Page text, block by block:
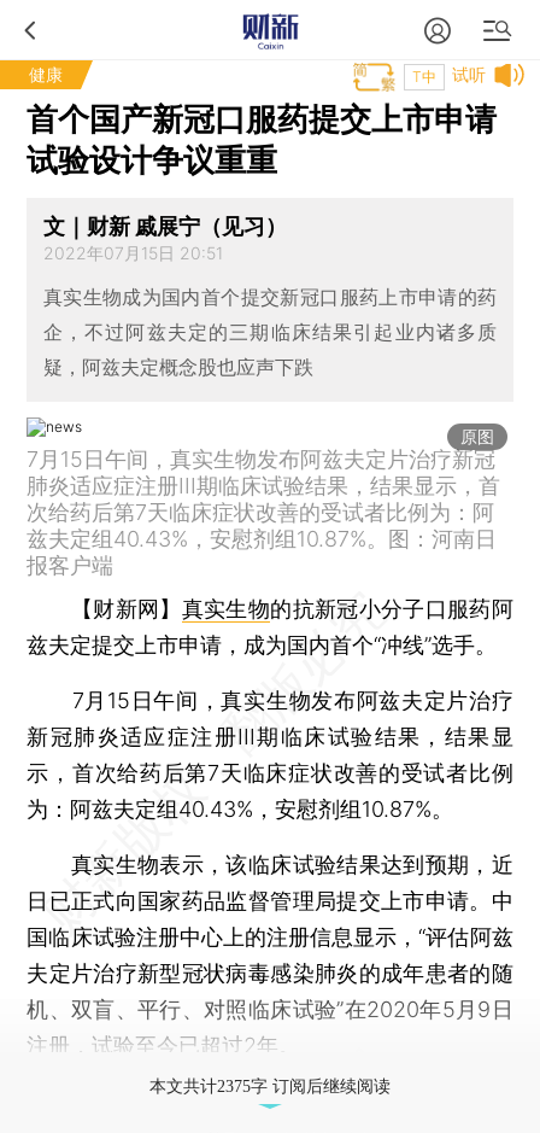
健康 试听
T中
首个国产新冠口服药提交上市申请
试验设计争议重重
文｜财新 戚展宁（见习）
2022年07月15日 20:51
真实生物成为国内首个提交新冠口服药上市申请的药
企，不过阿兹夫定的三期临床结果引起业内诸多质
疑，阿兹夫定概念股也应声下跌
原图
7月15日午间，真实生物发布阿兹夫定片治疗新冠
肺炎适应症注册III期临床试验结果，结果显示，首
次给药后第7天临床症状改善的受试者比例为：阿
兹夫定组40.43%，安慰剂组10.87%。图：河南日
报客户端
【财新网】 真实生物的抗新冠小分子口服药阿
兹夫定提交上市申请，成为国内首个“冲线”选手。
7月15日午间，真实生物发布阿兹夫定片治疗
新冠肺炎适应症注册III期临床试验结果，结果显
示，首次给药后第7天临床症状改善的受试者比例
为：阿兹夫定组40.43%，安慰剂组10.87%。
真实生物表示，该临床试验结果达到预期，近
日已正式向国家药品监督管理局提交上市申请。中
国临床试验注册中心上的注册信息显示，“评估阿兹
夫定片治疗新型冠状病毒感染肺炎的成年患者的随
机、双盲、平行、对照临床试验”在2020年5月9日
注册，试验至今已超过2年。
本文共计2375字 订阅后继续阅读